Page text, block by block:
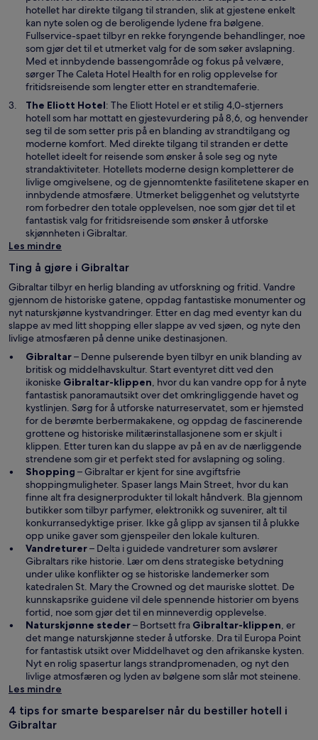
u
e
s
i
e
t
n
y
t
v
i
n
d
u
hotellet har direkte tilgang til stranden, slik at gjestene enkelt
kan nyte solen og de beroligende lydene fra bølgene.
Fullservice-spaet tilbyr en rekke foryngende behandlinger, noe
som gjør det til et utmerket valg for de som søker avslapning.
Med et innbydende bassengområde og fokus på velvære,
sørger The Caleta Hotel Health for en rolig opplevelse for
fritidsreisende som lengter etter en strandtemaferie.
The Eliott HotelÅ
p
n
e
s
i
e
t
n
y
t
i
n
d
u
: The Eliott Hotel er et stilig 4,0-stjerners
hotell som har mottatt en gjestevurdering på 8,6, og henvender
seg til de som setter pris på en blanding av strandtilgang og
moderne komfort. Med direkte tilgang til stranden er dette
hotellet ideelt for reisende som ønsker å sole seg og nyte
strandaktiviteter. Hotellets moderne design kompletterer de
livlige omgivelsene, og de gjennomtenkte fasilitetene skaper en
innbydende atmosfære. Utmerket beliggenhet og velutstyrte
rom forbedrer den totale opplevelsen, noe som gjør det til et
fantastisk valg for fritidsreisende som ønsker å utforske
skjønnheten i Gibraltar.
Les mindre
Ting å gjøre i Gibraltar
Gibraltar tilbyr en herlig blanding av utforskning og fritid. Vandre
gjennom de historiske gatene, oppdag fantastiske monumenter og
nyt naturskjønne kystvandringer. Etter en dag med eventyr kan du
slappe av med litt shopping eller slappe av ved sjøen, og nyte den
livlige atmosfæren på denne unike destinasjonen.
Gibraltar– Denne pulserende byen tilbyr en unik blanding av
britisk og middelhavskultur. Start eventyret ditt ved den
ikoniske Gibraltar-klippen
p
n
e
s
i
e
t
n
y
t
t
v
i
n
d
u
, hvor du kan vandre opp for å nyte
fantastisk panoramautsikt over det omkringliggende havet og
kystlinjen. Sørg for å utforske naturreservatet, som er hjemsted
for de berømte berbermakakene, og oppdag de fascinerende
grottene og historiske militærinstallasjonene som er skjult i
klippen. Etter turen kan du slappe av på en av de nærliggende
strendene som gir et perfekt sted for avslapning og soling.
Shopping – Gibraltar er kjent for sine avgiftsfrie
shoppingmuligheter. Spaser langs Main Street, hvor du kan
finne alt fra designerprodukter til lokalt håndverk. Bla gjennom
butikker som tilbyr parfymer, elektronikk og suvenirer, alt til
konkurransedyktige priser. Ikke gå glipp av sjansen til å plukke
opp unike gaver som gjenspeiler den lokale kulturen.
Vandreturer– Delta i guidede vandreturer som avslører
Gibraltars rike historie. Lær om dens strategiske betydning
under ulike konflikter og se historiske landemerker som
katedralen St. Mary the Crowned og det mauriske slottet. De
kunnskapsrike guidene vil dele spennende historier om byens
fortid, noe som gjør det til en minneverdig opplevelse.
Naturskjønne steder– Bortsett fra Gibraltar-klippen Å
p
n
e
s
t
, er
det mange naturskjønne steder å utforske. Dra til Europa Point
for fantastisk utsikt over Middelhavet og den afrikanske kysten.
Nyt en rolig spasertur langs strandpromenaden, og nyt den
livlige atmosfæren og lyden av bølgene som slår mot steinene.
Les mindre
4 tips for smarte besparelser når du bestiller hotell i
Gibraltar